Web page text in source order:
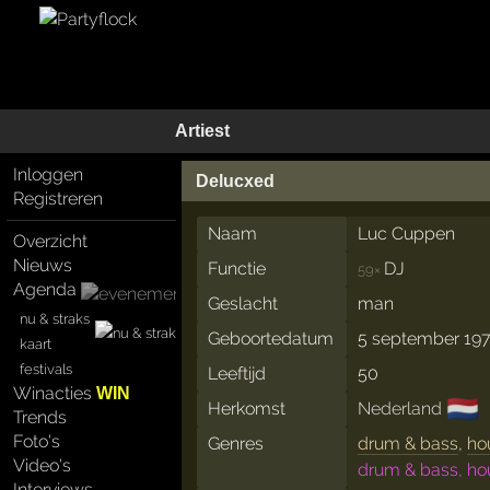
Artiest
Inloggen
Registreren
Overzicht
Nieuws
Agenda
nu & straks
kaart
festivals
WinactiesWIN
Trends
Foto's
Video's
Delucxed
Naam
Luc Cuppen
Functie
59× DJ
Geslacht
man
Geboortedatum
5 september
Leeftijd
50
Herkomst
Nederland 🇳🇱
Genres drum & bass,
drum & bass,